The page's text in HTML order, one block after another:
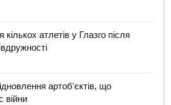
атлетів у Глазго після
артоб'єктів, що
війни